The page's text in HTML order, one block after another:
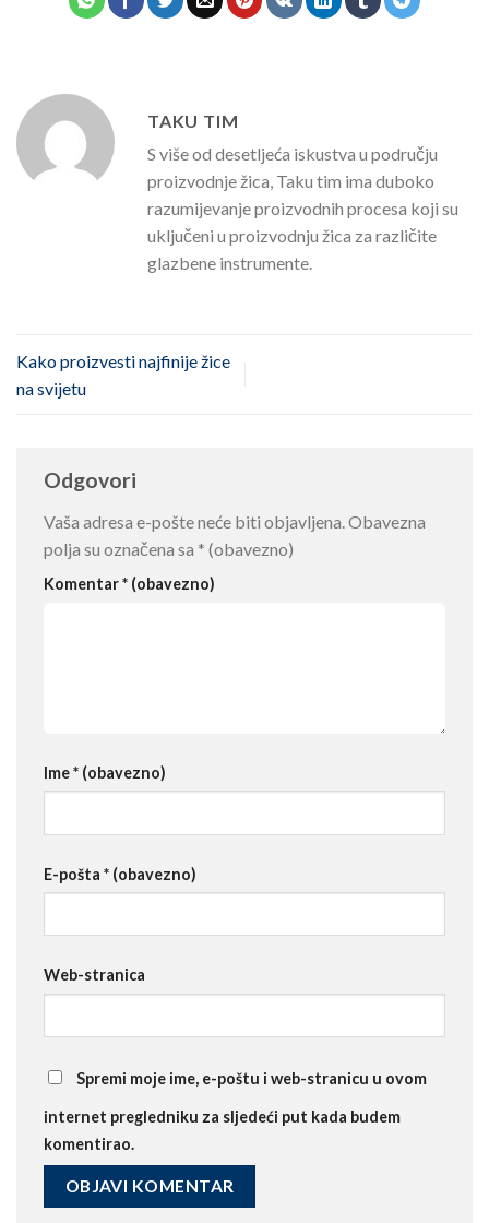
TAKU TIM
S više od desetljeća iskustva u području
proizvodnje žica, Taku tim ima duboko
razumijevanje proizvodnih procesa koji su
uključeni u proizvodnju žica za različite
glazbene instrumente.
Kako proizvesti najfinije žice
na svijetu
Odgovori
Vaša adresa e-pošte neće biti objavljena.Obavezna
polja su označena sa * (obavezno)
Komentar* (obavezno)
Ime* (obavezno)
E-pošta * (obavezno)
Web-stranica
Spremi moje ime, e-poštu i web-stranicu u ovom
internet pregledniku za sljedeći put kada budem
komentirao.